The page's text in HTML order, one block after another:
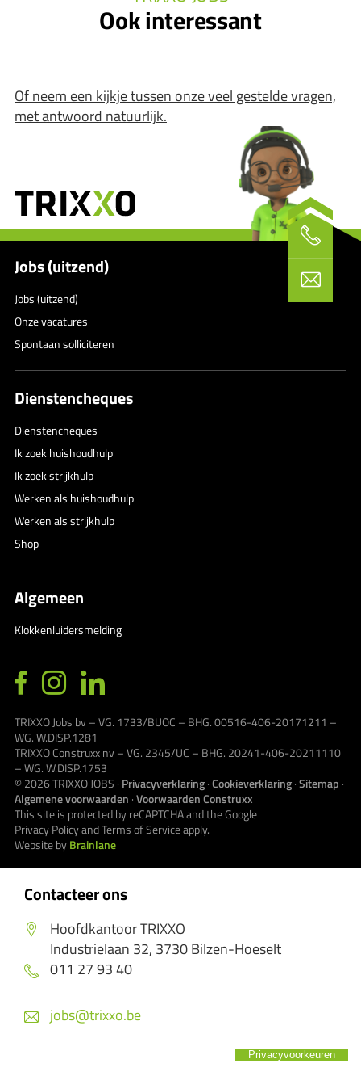
Ook interessant
Of neem een kijkje tussen onze veel gestelde vragen,
met antwoord natuurlijk.
Contacteer ons
Hoofdkantoor TRIXXO
Industrielaan 32, 3730 Bilzen-Hoeselt
011 27 93 40
jobs@trixxo.be
Jobs (uitzend)
Jobs (uitzend)
Onze vacatures
Spontaan solliciteren
Dienstencheques
Dienstencheques
Ik zoek huishoudhulp
Ik zoek strijkhulp
Werken als huishoudhulp
Werken als strijkhulp
Shop
Algemeen
Klokkenluidersmelding
TRIXXO Jobs bv – VG. 1733/BUOC – BHG. 00516-406-20171211 –
WG. W.DISP.1281
TRIXXO Construxx nv – VG. 2345/UC – BHG. 20241-406-20211110
– WG. W.DISP.1753
© 2026TRIXXO JOBS · Privacyverklaring·Cookieverklaring·Sitemap ·
Algemene voorwaarden ·Voorwaarden Construxx
This site is protected by reCAPTCHA and the Google
Privacy PolicyandTerms of Serviceapply.
Website byBrainlane